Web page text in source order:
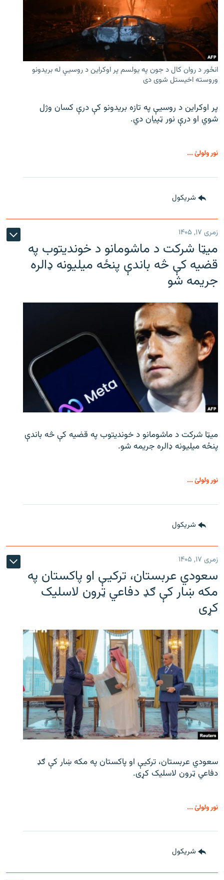
انځور د روان کال د جون په یولسم پر اوکراین د روسیې له بریدونو
وروسته اخیستل شوی دی
پر اوکراین د روسیې په تازه بریدونو کې درې کسان وژل
شوي او درې نور ټپیان دي.
نور ولولئ ...
شريکول
زمری ۱۷, ۱۴۰۵
میټا شرکت د ماشومانو د خوندیتوب په
قضیه کې څه باندې پنځه میلیونه ډالره
جریمه شو
میټا شرکت د ماشومانو د خوندیتوب په قضیه کې څه باندې
پنځه میلیونه ډالره جریمه شو.
نور ولولئ ...
شريکول
زمری ۱۷, ۱۴۰۵
سعودي عربستان، ترکیې او پاکستان په
مکه ښار کې ګډ دفاعي ټرون لاسلیک
کړی
سعودي عربستان، ترکیې او پاکستان په مکه ښار کې ګډ
دفاعي ټرون لاسلیک کړی.
نور ولولئ ...
شريکول